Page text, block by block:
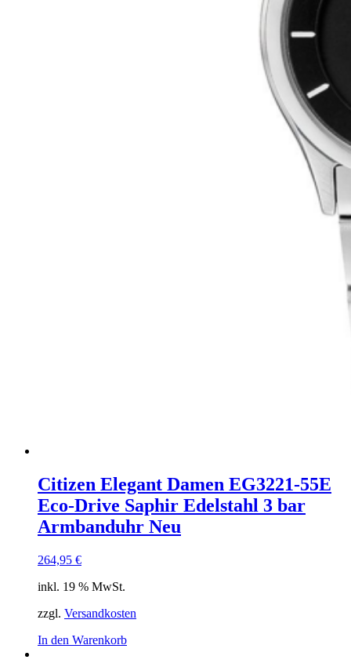
Citizen Elegant Damen EG3221-55E
Eco-Drive Saphir Edelstahl 3 bar
Armbanduhr Neu
264,95 €
inkl. 19 % MwSt.
zzgl. Versandkosten
In den Warenkorb